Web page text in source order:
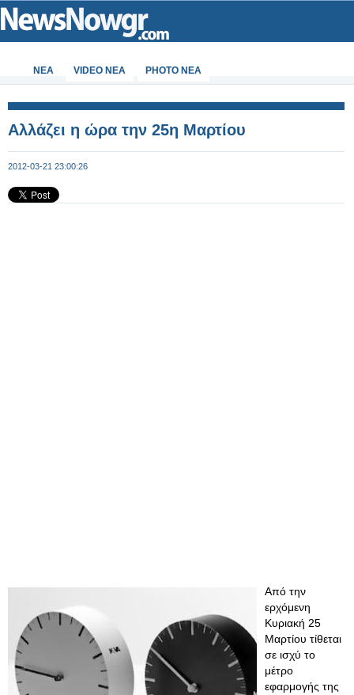
ΝΕΑ VIDEO NEA PHOTO NEA
Αλλάζει η ώρα την 25η Μαρτίου
2012-03-21 23:00:26
Από την
ερχόμενη
Κυριακή 25
Μαρτίου τίθεται
σε ισχύ το
μέτρο
εφαρμογής της